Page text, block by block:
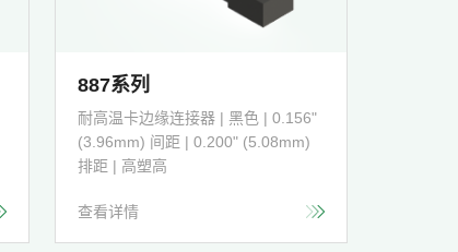
887系列
耐高温卡边缘连接器 | 黑色 | 0.156"
(3.96mm) 间距 | 0.200" (5.08mm)
排距 | 高塑高
查看详情